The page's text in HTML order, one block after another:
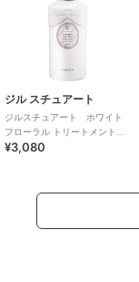
ジル スチュアート
ジルスチュアート ホワイト
フローラル トリートメントヘ
アミスト
¥3,080